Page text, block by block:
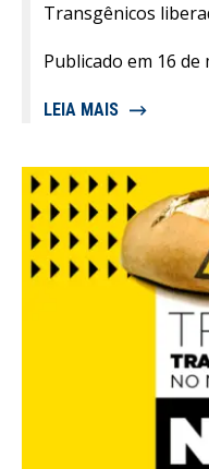
Transgênicos
Publicado em 16 de
LEIA MAIS